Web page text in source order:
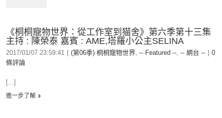
《桐桐寵物世界：從工作室到猫舍》第六季第十三集
主持 : 陳榮泰 嘉賓 : AME,塔羅小公主SELINA
2017/01/07 23:59:41 (第06季) 桐桐寵物世界, -- Featured --, -- 網台 --
0
條評論
[...]
進一步了解